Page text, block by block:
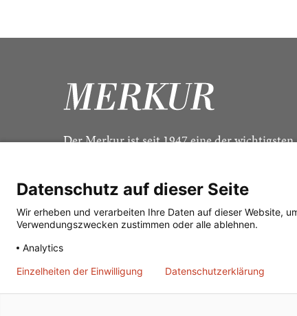
Der Merkur ist seit 1947 eine der wichtigsten
Datenschutz auf dieser Seite
Wir erheben und verarbeiten Ihre Daten auf dieser Website,
Verwendungszwecken zustimmen oder alle ablehnen.
Analytics
Einzelheiten der Einwilligung Datenschutzerklärung